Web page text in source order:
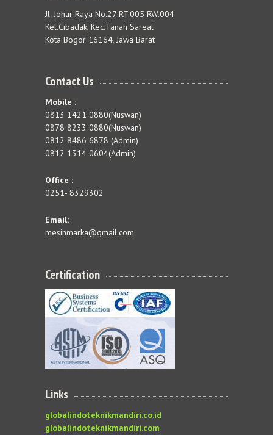
Jl. Johar Raya No.27 RT.005 RW.004
Kel.Cibadak, Kec.Tanah Sareal
Kota Bogor 16164, Jawa Barat
Contact Us
Mobile :
0813 1421 0880(Nuswan)
0878 8233 0880(Nuswan)
0812 8486 6878 (Admin)
0812 1314 0604(Admin)
Office :
0251- 8329302
Email:
mesinmarka@gmail.com
Certification
Links
globalindoteknikmandiri.co.id
globalindoteknikmandiri.com